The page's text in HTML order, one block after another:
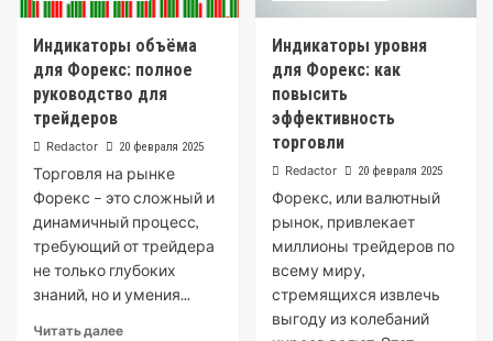
Индикаторы объёма
для Форекс: полное
руководство для
трейдеров
Redactor 20 февраля 2025
Торговля на рынке
Форекс – это сложный и
динамичный процесс,
требующий от трейдера
не только глубоких
знаний, но и умения...
Читать далее
Индикаторы уровня
для Форекс: как
повысить
эффективность
торговли
Redactor 20 февраля 2025
Форекс, или валютный
рынок, привлекает
миллионы трейдеров по
всему миру,
стремящихся извлечь
выгоду из колебаний